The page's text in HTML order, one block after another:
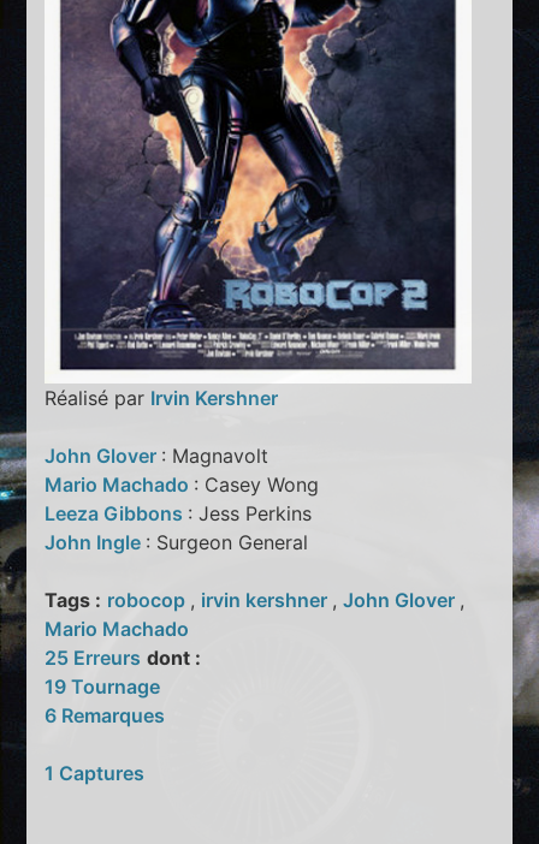
Réalisé par Irvin Kershner
John Glover : Magnavolt
Mario Machado : Casey Wong
Leeza Gibbons : Jess Perkins
John Ingle : Surgeon General
Tags : robocop , irvin kershner ,John Glover ,
Mario Machado
25 Erreurs dont :
19 Tournage
6 Remarques
1 Captures